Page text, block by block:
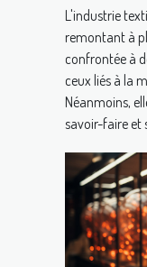
L'industrie
remontant à
confrontée à
ceux liés à la
Néanmoins,
savoir-faire et